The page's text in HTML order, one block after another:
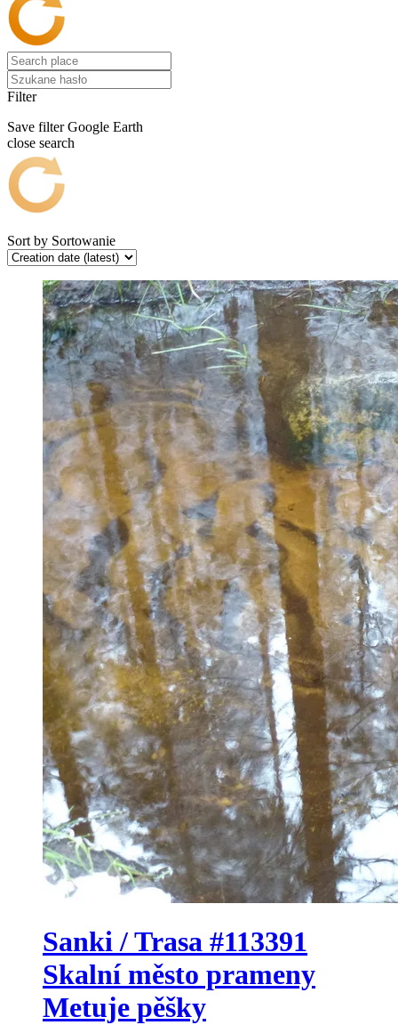
Filter
Save filter Google Earth
close search
Sort by Sortowanie
Sanki / Trasa #113391
Skalní město prameny
Metuje pěšky